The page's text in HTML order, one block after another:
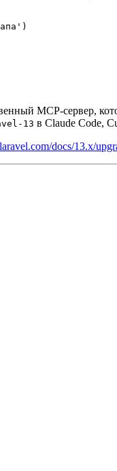
MCP-сервер,
13 в Claude Code,
docs/13.x/